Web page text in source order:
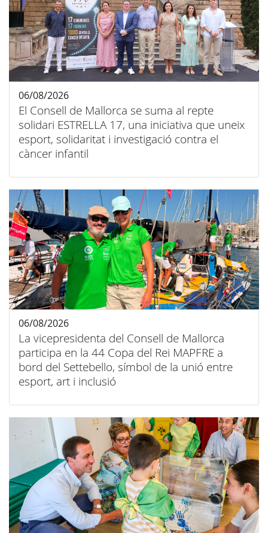
El Consell de Mallorca se suma al repte
solidari ESTRELLA 17, una iniciativa que uneix
esport, solidaritat i investigació contra el
càncer infantil
06/08/2026
La vicepresidenta del Consell de Mallorca
participa en la 44 Copa del Rei MAPFRE a
bord del Settebello, símbol de la unió entre
esport, art i inclusió
06/08/2026